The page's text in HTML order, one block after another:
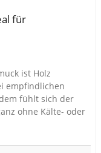
für
ist Holz
empfindlichen
fühlt sich der
ohne Kälte- oder